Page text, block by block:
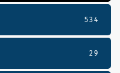
534
29